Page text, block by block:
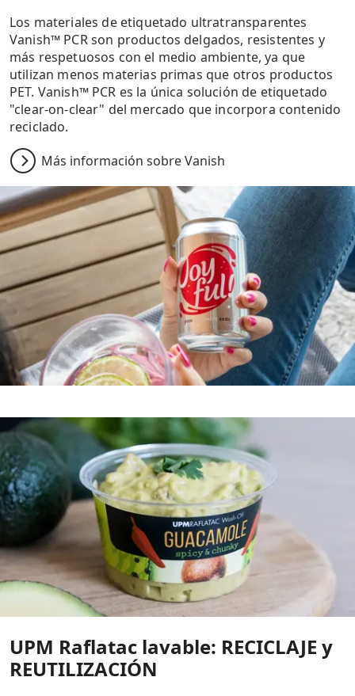
Los materiales de etiquetado ultratransparentes
Vanish™ PCR son productos delgados, resistentes y
más respetuosos con el medio ambiente, ya que
utilizan menos materias primas que otros productos
PET. Vanish™ PCR es la única solución de etiquetado
"clear-on-clear" del mercado que incorpora contenido
reciclado.
Más información sobre Vanish
UPM Raflatac lavable: RECICLAJE y
REUTILIZACIÓN